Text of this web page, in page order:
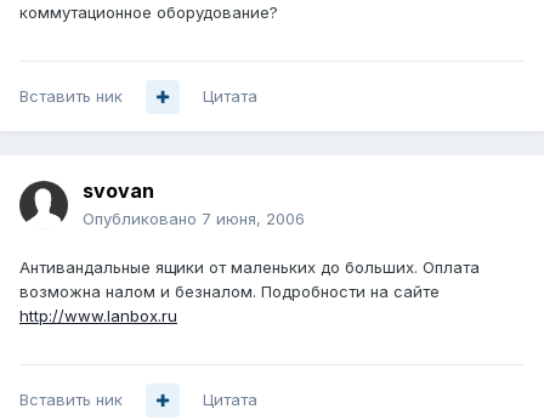
коммутационное оборудование?
Вставить ник Цитата
svovan
Опубликовано 7 июня, 2006
Антивандальные ящики от маленьких до больших. Оплата
возможна налом и безналом. Подробности на сайте
http://www.lanbox.ru
Вставить ник Цитата